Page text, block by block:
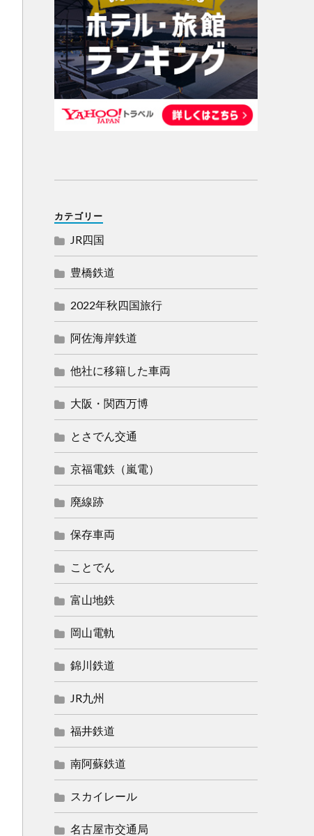
カテゴリー
JR四国
豊橋鉄道
2022年秋四国旅行
阿佐海岸鉄道
他社に移籍した車両
大阪・関西万博
とさでん交通
京福電鉄（嵐電）
廃線跡
保存車両
ことでん
富山地鉄
岡山電軌
錦川鉄道
JR九州
福井鉄道
南阿蘇鉄道
スカイレール
名古屋市交通局